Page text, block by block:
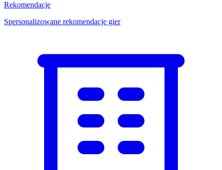
Rekomendacje
Spersonalizowane rekomendacje gier